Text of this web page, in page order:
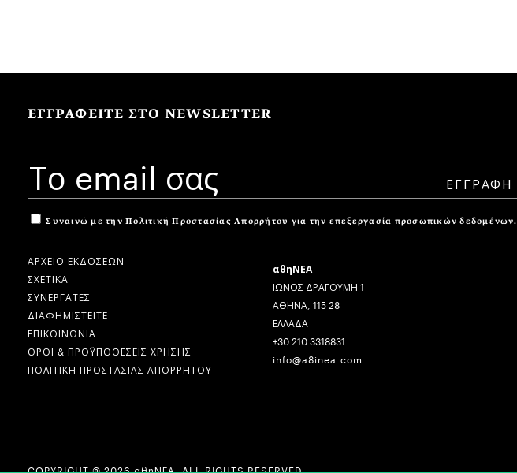
ΕΓΓΡΑΦΕΙΤΕ ΣΤΟ NEWSLETTER
Συναινώ με την Πολιτική Προστασίας Απορρήτου για την επεξεργασία προσωπικών δεδομένων.
ΑΡΧΕΙΟ ΕΚΔΟΣΕΩΝ
ΣΧΕΤΙΚΑ
ΣΥΝΕΡΓΑΤΕΣ
ΔΙΑΦΗΜΙΣΤΕΙΤΕ
ΕΠΙΚΟΙΝΩΝΙΑ
ΟΡΟΙ & ΠΡΟΫΠΟΘΕΣΕΙΣ ΧΡΗΣΗΣ
ΠΟΛΙΤΙΚΗ ΠΡΟΣΤΑΣΙΑΣ ΑΠΟΡΡΗΤΟΥ
αθηΝΕΑ
ΙΩΝΟΣ ΔΡΑΓΟΥΜΗ 1
ΑΘΗΝΑ, 115 28
ΕΛΛΑΔΑ
+30 210 3318831
info@a8inea.com
COPYRIGHT © 2026 αθηΝΕΑ, ALL RIGHTS RESERVED.